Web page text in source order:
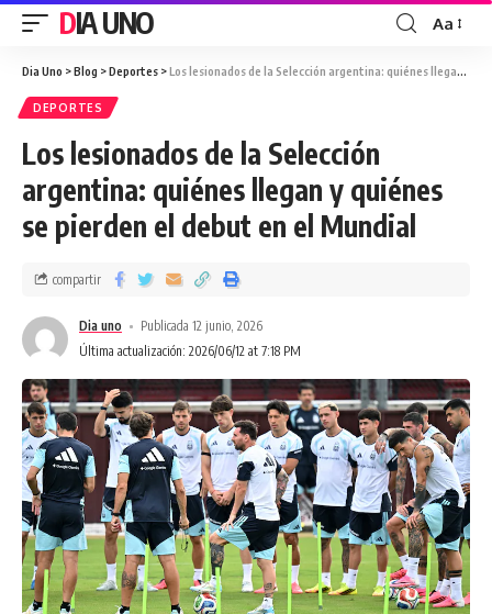
DIA UNO Aa
Dia Uno >Blog >Deportes >Los lesionados de la Selección argentina: quiénes llegan y quiénes se pierden el debut en el Mundial
DEPORTES
Los lesionados de la Selección
argentina: quiénes llegan y quiénes
se pierden el debut en el Mundial
Última actualización: 2026/06/12 at 7:18 PM
Dia uno Publicada 12 junio, 2026
compartir